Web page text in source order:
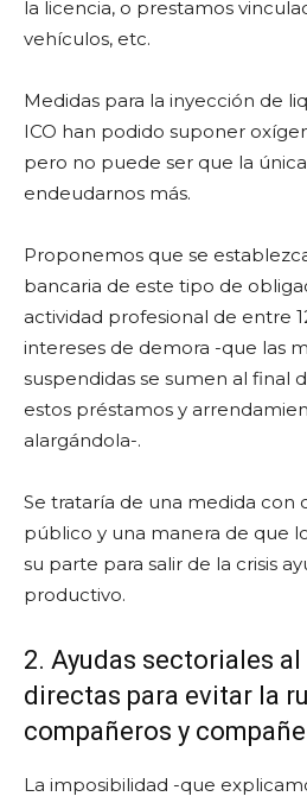
la licencia, o prestamos
vehículos, etc.
Medidas para la inyección de
ICO han podido suponer
pero no puede ser que la
endeudarnos más.
Proponemos que se
bancaria de este tipo de
actividad profesional de entre
intereses de demora -que las
suspendidas se sumen al final
estos préstamos y
alargándola-.
Se trataría de una medida con
público y una manera de que
su parte para salir de la crisis
productivo.
2. Ayudas sectoriales
directas para evitar la
compañeros y
La imposibilidad -que